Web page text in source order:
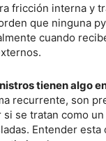
fricción interna y
que ninguna
cuando
tienen algo
recurrente, son
se tratan como
Entender esta